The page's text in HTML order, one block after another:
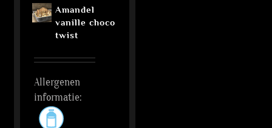
Amandel
vanille choco
twist
Allergenen
informatie: